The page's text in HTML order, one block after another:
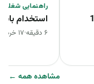
راهنمایی شغلی
استخدام
۶ دقیقه ·۱۷ خرداد ۱۴۰۵
مشاهده همه ←